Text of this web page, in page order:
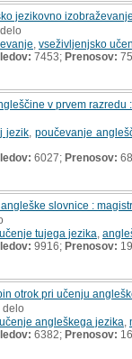
jezikovno
vseživljenjsko
7453; Prenosov: 75
v prvem razredu
jezik ,poučevanje
6027; Prenosov: 68
slovnice :
tujega jezika
9916; Prenosov:
otrok pri učenju
delo
angleškega jezika
6382; Prenosov: